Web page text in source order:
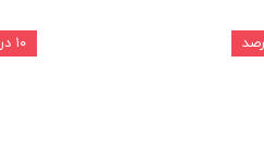
۱۰ درصد